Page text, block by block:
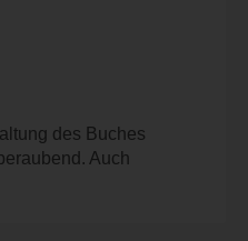
des Buches
Auch